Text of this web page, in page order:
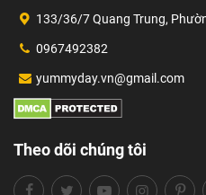
133/36/7 Quang Trung,
0967492382
yummyday.vn@gmail.com
Theo dõi chúng tôi